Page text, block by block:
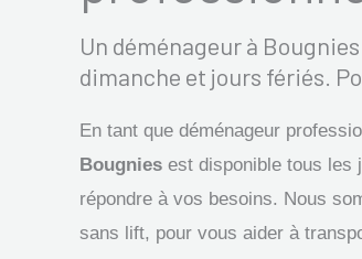
Un déménageur à
dimanche et jours fériés.
En tant que déménageur
Bougnies est disponible tous les
répondre à vos besoins. Nous
sans lift, pour vous aider à